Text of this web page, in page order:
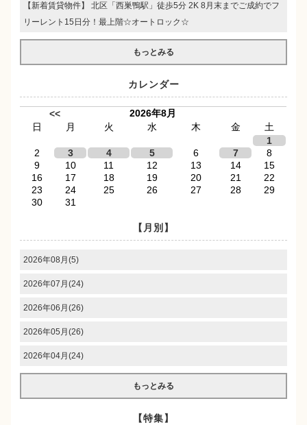
【新着賃貸物件】 北区「西巣鴨駅」徒歩5分 2K 8月末までご成約でフ
リーレント15日分！最上階☆オートロック☆
もっとみる
カレンダー
<<
2026年8月
日
月 火 水 木 金
土
1
2
3 4 5 6 7
8
9
10 11 12 13 14
15
16
17 18 19 20 21
22
23
24 25 26 27 28
29
30
31
【月別】
2026年08月(5)
2026年07月(24)
2026年06月(26)
2026年05月(26)
2026年04月(24)
もっとみる
【特集】